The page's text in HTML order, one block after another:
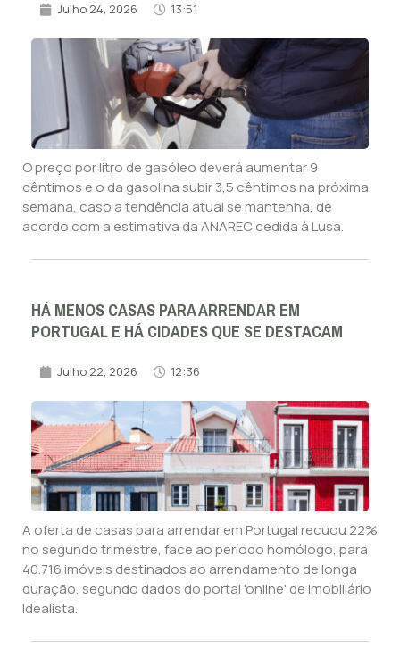
Julho 24, 2026 13:51
O preço por litro de gasóleo deverá aumentar 9
cêntimos e o da gasolina subir 3,5 cêntimos na próxima
semana, caso a tendência atual se mantenha, de
acordo com a estimativa da ANAREC cedida à Lusa.
HÁ MENOS CASAS PARA ARRENDAR EM
PORTUGAL E HÁ CIDADES QUE SE DESTACAM
Julho 22, 2026 12:36
A oferta de casas para arrendar em Portugal recuou 22%
no segundo trimestre, face ao período homólogo, para
40.716 imóveis destinados ao arrendamento de longa
duração, segundo dados do portal 'online' de imobiliário
Idealista.